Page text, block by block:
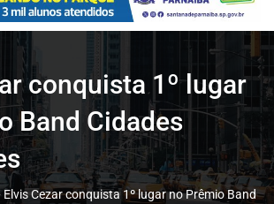
conquista 1º lugar
Band Cidades
Elvis Cezar conquista 1º lugar no Prêmio Band